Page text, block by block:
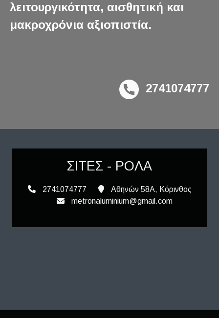
λειτουργικότητα, αισθητική και
μακροχρόνια αξιοπιστία.
2741074777
ΣΙΤΕΣ - ΡΟΛΑ
2741074777
Αθηνών 58Α, Κόρινθος
metronaluminium@gmail.com